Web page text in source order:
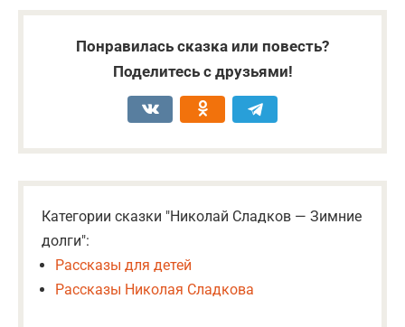
Понравилась сказка или повесть?
Поделитесь с друзьями!
Категории сказки "Николай Сладков — Зимние
долги":
Рассказы для детей
Рассказы Николая Сладкова